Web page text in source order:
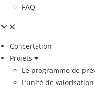
FAQ
Concertation
Projets
Le programme de
L’unité de